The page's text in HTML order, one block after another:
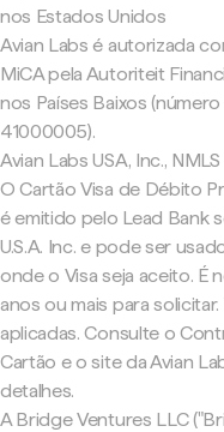
nos Estados Unidos
Avian Labs é autorizada
MiCA pela Autoriteit
nos Países Baixos
41000005).
Avian Labs USA, Inc.,
O Cartão Visa de Débito
é emitido pelo Lead Bank
U.S.A. Inc. e pode ser
onde o Visa seja aceito. É
anos ou mais para
aplicadas. Consulte o
Cartão e o site da Avian
detalhes.
A Bridge Ventures LLC